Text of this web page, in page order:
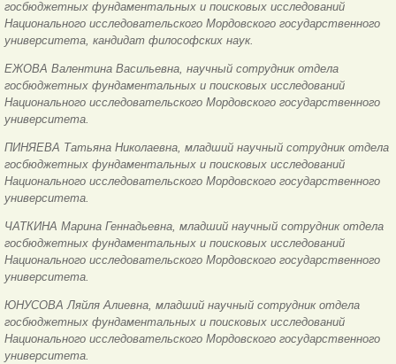
госбюджетных фундаментальных и поисковых исследований
Национального исследовательского Мордовского государственного
университета, кандидат философских наук.
ЕЖОВА Валентина Васильевна, научный сотрудник отдела
госбюджетных фундаментальных и поисковых исследований
Национального исследовательского Мордовского государственного
университета.
ПИНЯЕВА Татьяна Николаевна, младший научный сотрудник отдела
госбюджетных фундаментальных и поисковых исследований
Национального исследовательского Мордовского государственного
университета.
ЧАТКИНА Марина Геннадьевна, младший научный сотрудник отдела
госбюджетных фундаментальных и поисковых исследований
Национального исследовательского Мордовского государственного
университета.
ЮНУСОВА Ляйля Алиевна, младший научный сотрудник отдела
госбюджетных фундаментальных и поисковых исследований
Национального исследовательского Мордовского государственного
университета.